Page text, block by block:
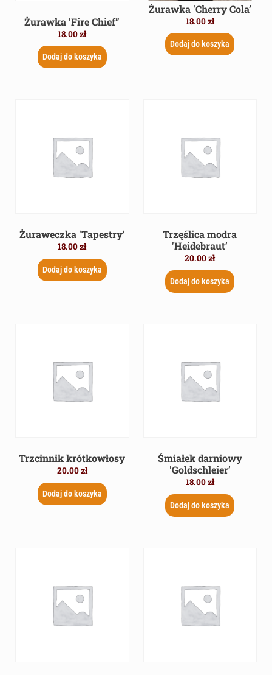
Żurawka 'Fire Chief”
18.00zł
Dodaj do koszyka
Żurawka 'Cherry Cola’
18.00zł
Dodaj do koszyka
Żuraweczka 'Tapestry’
18.00zł
Dodaj do koszyka
Trzęślica modra
'Heidebraut’
20.00zł
Dodaj do koszyka
Trzcinnik krótkowłosy
20.00zł
Dodaj do koszyka
Śmiałek darniowy
'Goldschleier’
18.00zł
Dodaj do koszyka